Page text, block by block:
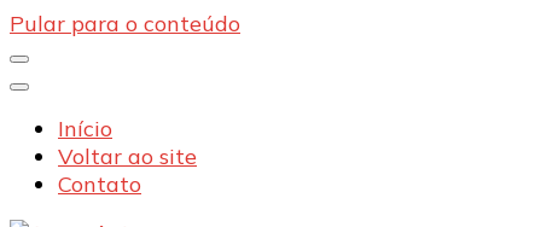
Pular para o conteúdo
Início
Voltar ao site
Contato